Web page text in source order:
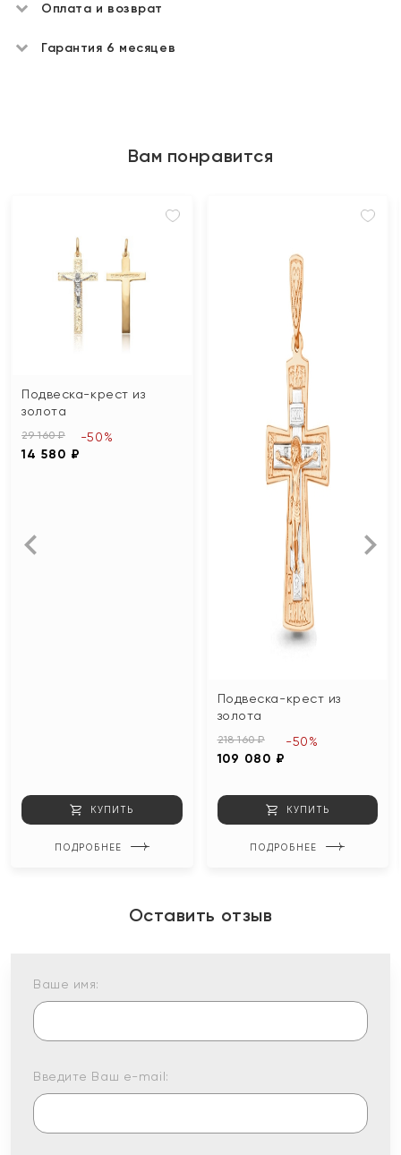
Оплата и возврат
Гарантия 6 месяцев
Вам понравится
Подвеска-крест из
золота
29 160 ₽
14 580 ₽
-50%
КУПИТЬ
ПОДРОБНЕЕ
Подвеска-крест из
золота
218 160 ₽
109 080 ₽
-50%
КУПИТЬ
ПОДРОБНЕЕ
Оставить отзыв
Ваше имя:
Введите Ваш e-mail: